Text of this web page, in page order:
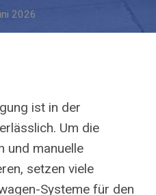
2026
ist in der
Um die
und manuelle
setzen viele
Systeme für den